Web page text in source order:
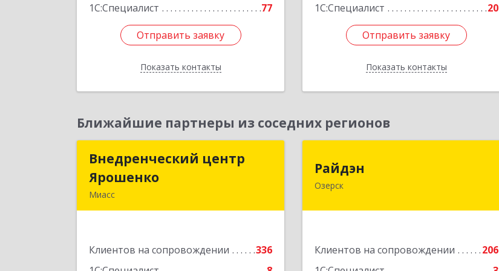
1С:Специалист
77
Отправить заявку
Показать контакты
Отправить заявку
Назад
1С:Специалист
20
Отправить заявку
Показать контакты
Отправить заявку
Назад
Ближайшие партнеры из соседних регионов
Внедренческий центр
Ярошенко
Миасс
Клиентов на сопровождении
336
Внедренческий центр
Подробнее
Райдэн
Озерск
Клиентов на сопровождении
206
456783, Челябинская обл, Озерск г,